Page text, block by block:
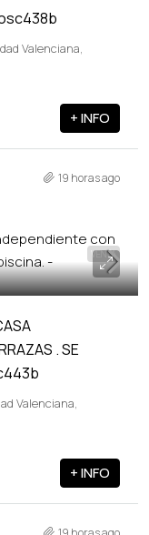
Valenciana,
+ INFO
19 horas ago
VENTA
. SE
Valenciana,
+ INFO